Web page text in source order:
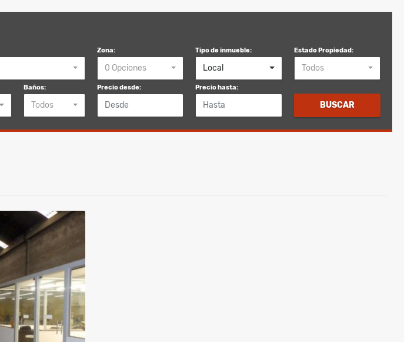
Zona:
0 Opciones
Tipo de inmueble:
Local
Estado Propiedad:
Todos
Baños:
Todos
Precio desde: Precio hasta:
BUSCAR